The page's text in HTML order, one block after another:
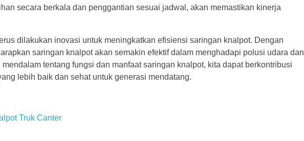
secara berkala dan penggantian sesuai jadwal, akan memastikan kinerja
dilakukan inovasi untuk meningkatkan efisiensi saringan knalpot. Dengan
saringan knalpot akan semakin efektif dalam menghadapi polusi udara dan
tentang fungsi dan manfaat saringan knalpot, kita dapat berkontribusi
lebih baik dan sehat untuk generasi mendatang.
Truk Canter